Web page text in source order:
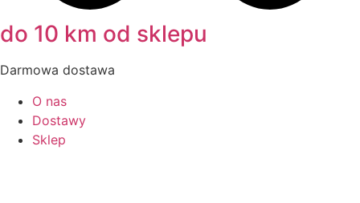
do 10 km od sklepu
Darmowa dostawa
O nas
Dostawy
Sklep